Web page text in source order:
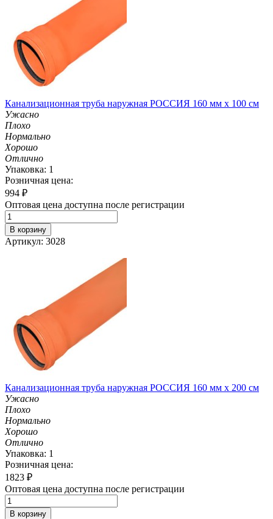
Канализационная труба наружная РОССИЯ 160 мм х 100 см
Ужасно
Плохо
Нормально
Хорошо
Отлично
Упаковка: 1
Розничная цена:
994 ₽
Оптовая цена доступна после регистрации
В корзину
Артикул: 3028
Канализационная труба наружная РОССИЯ 160 мм х 200 см
Ужасно
Плохо
Нормально
Хорошо
Отлично
Упаковка: 1
Розничная цена:
1823 ₽
Оптовая цена доступна после регистрации
В корзину